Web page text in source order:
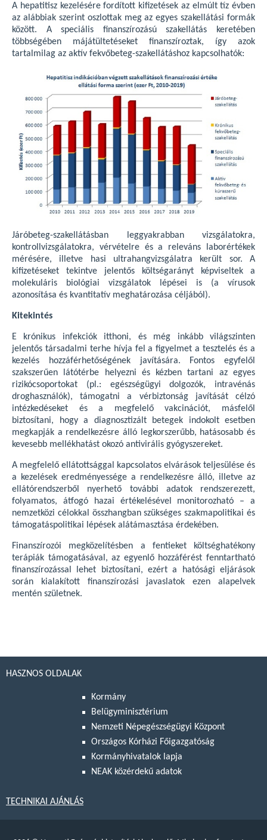
A hepatitisz kezelésére fordított kifizetések az elmúlt tíz évben
az alábbiak szerint oszlottak meg az egyes szakellátási formák
között. A speciális finanszírozású szakellátás keretében
többségében májátültetéseket finanszíroztak, így azok
tartalmilag az aktív fekvőbeteg-szakellátáshoz kapcsolhatók:
Járóbeteg-szakellátásban leggyakrabban vizsgálatokra,
kontrollvizsgálatokra, vérvételre és a releváns laborértékek
mérésére, illetve hasi ultrahangvizsgálatra került sor. A
kifizetéseket tekintve jelentős költségarányt képviseltek a
molekuláris biológiai vizsgálatok lépései is (a vírusok
azonosítása és kvantitatív meghatározása céljából).
Kitekintés
E krónikus infekciók itthoni, és még inkább világszinten
jelentős társadalmi terhe hívja fel a figyelmet a tesztelés és a
kezelés hozzáférhetőségének javítására. Fontos egyfelől
szakszerűen látótérbe helyezni és kézben tartani az egyes
rizikócsoportokat (pl.: egészségügyi dolgozók, intravénás
droghasználók), támogatni a vérbiztonság javítását célzó
intézkedéseket és a megfelelő vakcinációt, másfelől
biztosítani, hogy a diagnosztizált betegek indokolt esetben
megkapják a rendelkezésre álló legkorszerűbb, hatásosabb és
kevesebb mellékhatást okozó antivirális gyógyszereket.
A megfelelő ellátottsággal kapcsolatos elvárások teljesülése és
a kezelések eredményessége a rendelkezésre álló, illetve az
ellátórendszerből nyerhető további adatok rendszerezett,
folyamatos, átfogó hazai értékelésével monitorozható – a
nemzetközi célokkal összhangban szükséges szakmapolitikai és
támogatáspolitikai lépések alátámasztása érdekében.
Finanszírozói megközelítésben a fentieket költséghatékony
terápiák támogatásával, az egyenlő hozzáférést fenntartható
finanszírozással lehet biztosítani, ezért a hatósági eljárások
során kialakított finanszírozási javaslatok ezen alapelvek
mentén születnek.
HASZNOS OLDALAK
Kormány
Belügyminisztérium
Nemzeti Népegészségügyi Központ
Országos Kórházi Főigazgatóság
Kormányhivatalok lapja
NEAK közérdekű adatok
TECHNIKAI AJÁNLÁS